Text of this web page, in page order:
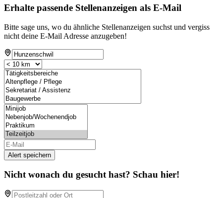
Erhalte passende Stellenanzeigen als E-Mail
Bitte sage uns, wo du ähnliche Stellenanzeigen suchst und vergiss
nicht deine E-Mail Adresse anzugeben!
Alert speichern
Nicht wonach du gesucht hast? Schau hier!